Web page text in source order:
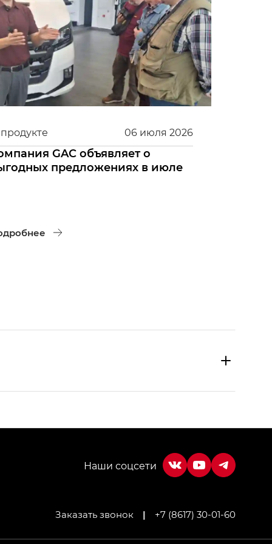
06 июля 2026
GAC объявляет о
предложениях в июле
Заказать звонок | +7 (8617) 30-01-60